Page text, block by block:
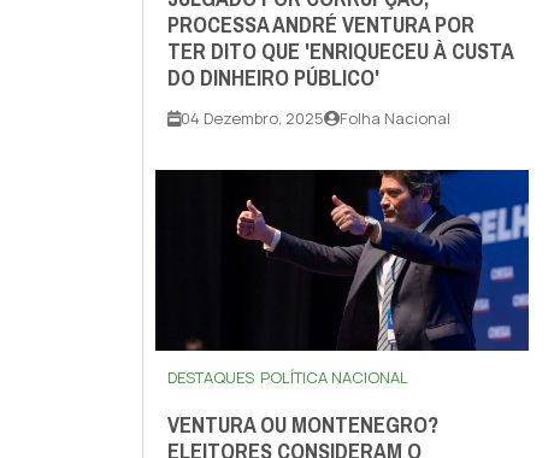
PROCESSA ANDRÉ VENTURA POR
TER DITO QUE 'ENRIQUECEU À CUSTA
DO DINHEIRO PÚBLICO'
04 Dezembro, 2025 Folha Nacional
DESTAQUES POLÍTICA NACIONAL
VENTURA OU MONTENEGRO?